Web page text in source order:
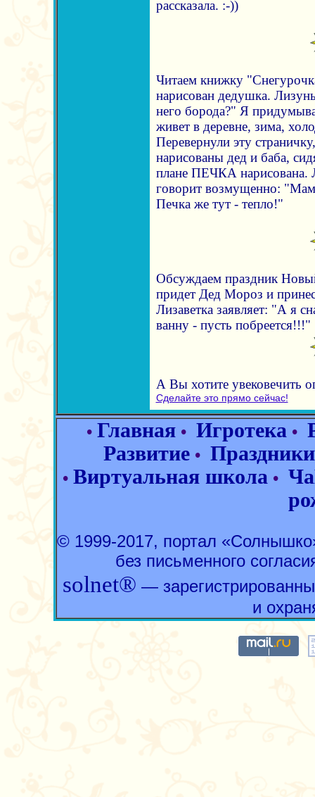
рассказала. :-))
Читаем книжку
нарисован дедушка.
него борода?" Я
живет в деревне, зима,
Перевернули эту
нарисованы дед и баба,
плане ПЕЧКА нарисована.
говорит возмущенно:
Печка же тут - тепло!"
Обсуждаем праздник
придет Дед Мороз и
Лизаветка заявляет: "А я
ванну - пусть побреется!!!"
А Вы хотите увековечить
Сделайте это прямо сейчас!
• Главная • Игротека •
Развитие• Праздники
• Виртуальная школа •
© 1999-2017, портал
без письменного
solnet® —
и